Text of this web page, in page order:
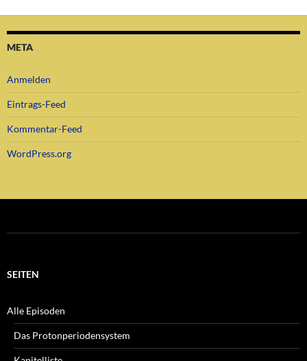
META
Anmelden
Eintrags-Feed
Kommentar-Feed
WordPress.org
SEITEN
Alle Episoden
Das Protonperiodensystem